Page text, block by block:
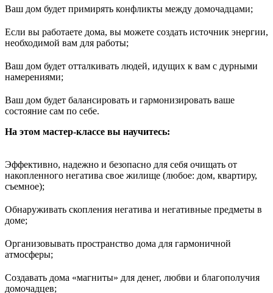
Ваш дом будет примирять конфликты между домочадцами;
Если вы работаете дома, вы можете создать источник энергии,
необходимой вам для работы;
Ваш дом будет отталкивать людей, идущих к вам с дурными
намерениями;
Ваш дом будет балансировать и гармонизировать ваше
состояние сам по себе.
На этом мастер-классе вы научитесь:
Эффективно, надежно и безопасно для себя очищать от
накопленного негатива свое жилище (любое: дом, квартиру,
съемное);
Обнаруживать скопления негатива и негативные предметы в
доме;
Организовывать пространство дома для гармоничной
атмосферы;
Создавать дома «магниты» для денег, любви и благополучия
домочадцев;